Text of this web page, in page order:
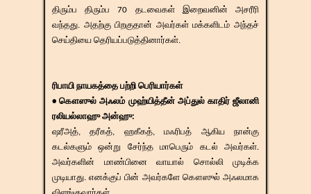
திரும்ப திரும்ப 70 தடவைகள் இறைவனின் அசரீரி
வந்தது. அதற்கு பிறகுதான் அவர்கள் மக்களிடம் அந்தச்
செய்தியை தெரியப்படுத்தினார்கள்.
ரிபாயி நாயகத்தை பற்றி பெரியார்கள்
• கௌஸுல் அஃலம் முஹ்யித்தீன் அப்துல் காதிர் ஜீலானி
ரலியல்லாஹு அன்ஹு:
ஷரீஅத், தரீகத், ஹகீகத், மஃரிபத் ஆகிய நான்கு
கடல்களும் ஒன்று சேர்ந்த மாபெரும் கடல் அவர்கள்.
அவர்களின் மாண்பினை வாயால் சொல்லி முடிக்க
முடியாது. எனக்குப் பின் அவர்களே கௌஸுல் அஃலமாக